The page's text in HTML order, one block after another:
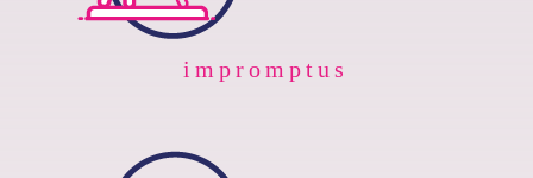
impromptus